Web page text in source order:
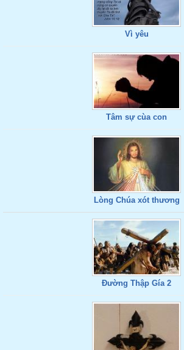
Vì yêu
Tâm sự cùa con
Lòng Chúa xót thương
Đường Thập Gía 2